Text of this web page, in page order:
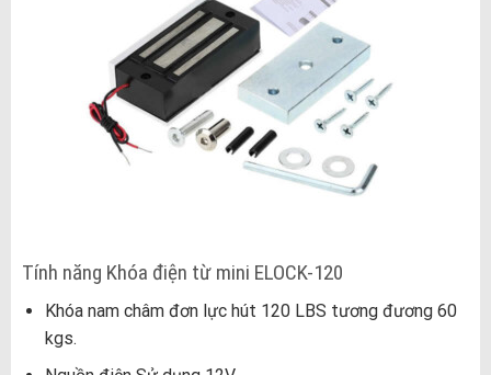
Tính năng Khóa điện từ mini ELOCK-120
Khóa nam châm đơn lực hút 120 LBS tương đương 60
kgs.